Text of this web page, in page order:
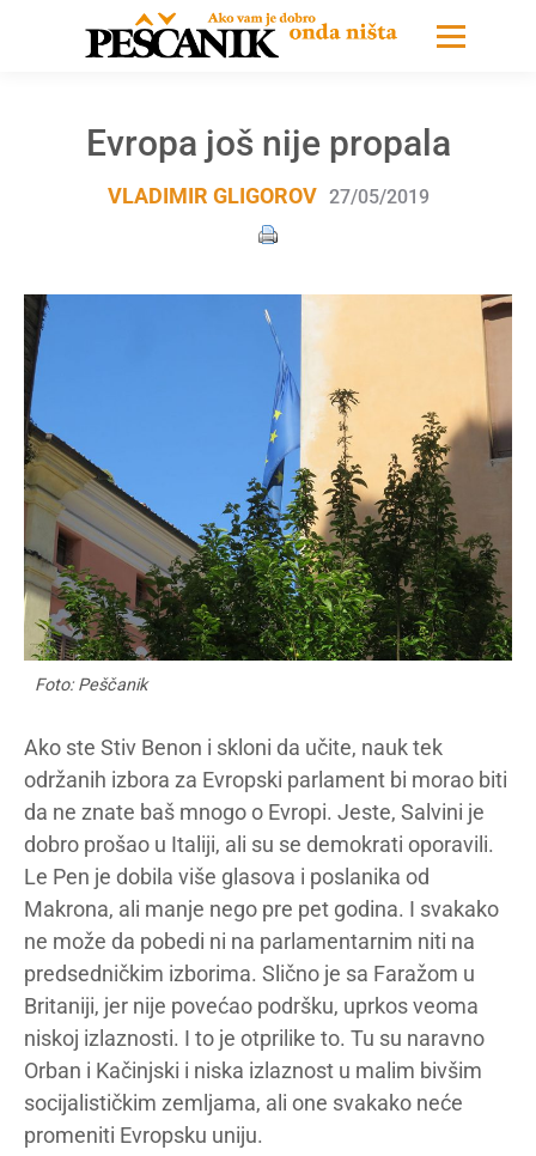
Evropa još nije propala
VLADIMIR GLIGOROV 27/05/2019
Foto: Peščanik
Ako ste Stiv Benon i skloni da učite, nauk tek
održanih izbora za Evropski parlament bi morao biti
da ne znate baš mnogo o Evropi. Jeste, Salvini je
dobro prošao u Italiji, ali su se demokrati oporavili.
Le Pen je dobila više glasova i poslanika od
Makrona, ali manje nego pre pet godina. I svakako
ne može da pobedi ni na parlamentarnim niti na
predsedničkim izborima. Slično je sa Faražom u
Britaniji, jer nije povećao podršku, uprkos veoma
niskoj izlaznosti. I to je otprilike to. Tu su naravno
Orban i Kačinjski i niska izlaznost u malim bivšim
socijalističkim zemljama, ali one svakako neće
promeniti Evropsku uniju.